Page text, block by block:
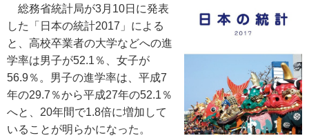
総務省統計局が3月10日に発表
した「日本の統計2017」による
と、高校卒業者の大学などへの進
学率は男子が52.1％、女子が
56.9％。男子の進学率は、平成7
年の29.7％から平成27年の52.1％
へと、20年間で1.8倍に増加して
いることが明らかになった。